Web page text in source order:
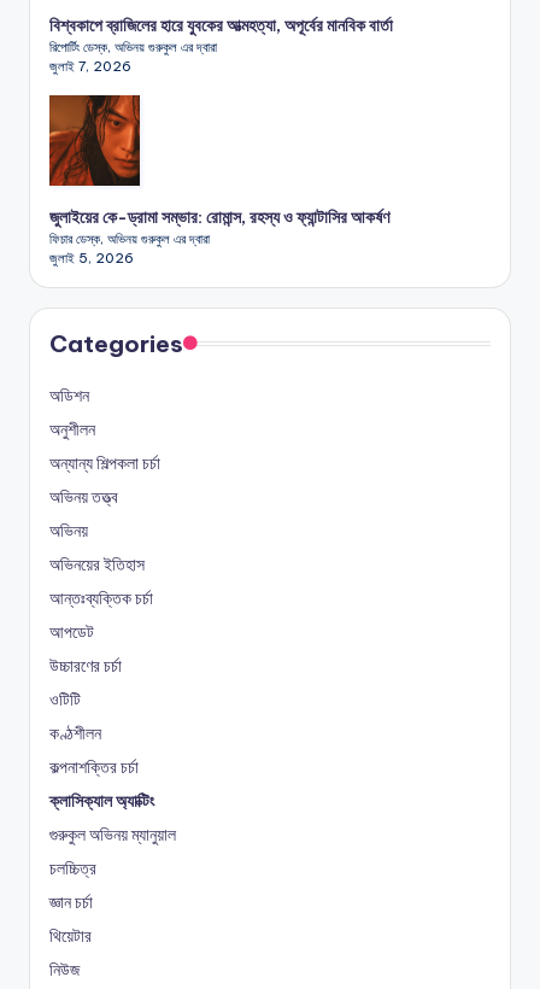
বিশ্বকাপে ব্রাজিলের হারে যুবকের আত্মহত্যা, অপূর্বের মানবিক বার্তা
রিপোর্টিং ডেস্ক, অভিনয় গুরুকুল এর দ্বারা
জুলাই 7, 2026
জুলাইয়ের কে-ড্রামা সম্ভার: রোমান্স, রহস্য ও ফ্যান্টাসির আকর্ষণ
ফিচার ডেস্ক, অভিনয় গুরুকুল এর দ্বারা
জুলাই 5, 2026
Categories
অডিশন
অনুশীলন
অন্যান্য শিল্পকলা চর্চা
অভিনয় তত্ত্ব
অভিনয়
অভিনয়ের ইতিহাস
আন্তঃব্যক্তিক চর্চা
আপডেট
উচ্চারণের চর্চা
ওটিটি
কণ্ঠশীলন
কল্পনাশক্তির চর্চা
ক্লাসিক্যাল অ্যাক্টিং
গুরুকুল অভিনয় ম্যানুয়াল
চলচ্চিত্র
জ্ঞান চর্চা
থিয়েটার
নিউজ